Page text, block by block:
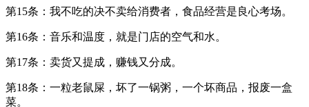
第15条：我不吃的决不卖给消费者，食品经营是良心考场。
第16条：音乐和温度，就是门店的空气和水。
第17条：卖货又提成，赚钱又分成。
第18条：一粒老鼠屎，坏了一锅粥，一个坏商品，报废一盒
菜。